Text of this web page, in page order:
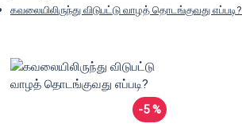
கவலையிலிருந்து விடுபட்டு வாழத் தொடங்குவது எப்படி?
-5 %